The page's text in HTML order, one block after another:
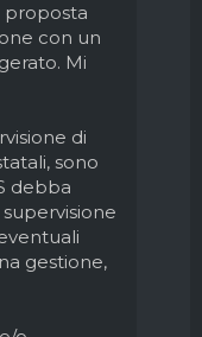
proposta
con un
Mi
di
sono
debba
gestione,